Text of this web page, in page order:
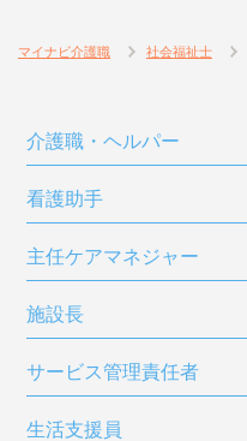
マイナビ介護職 社会福祉士
介護職・ヘルパー
看護助手
主任ケアマネジャー
施設長
サービス管理責任者
生活支援員